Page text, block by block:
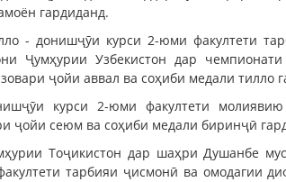
гардиданд.
- донишҷӯи курси 2-юми факултети
Ҷумҳурии Узбекистон дар
ҷойи аввал ва соҳиби медали тилло
курси 2-юми факултети
ҷойи сеюм ва соҳиби медали биринҷӣ
Тоҷикистон дар шаҳри Душанбе
тарбияи ҷисмонӣ ва омодагии